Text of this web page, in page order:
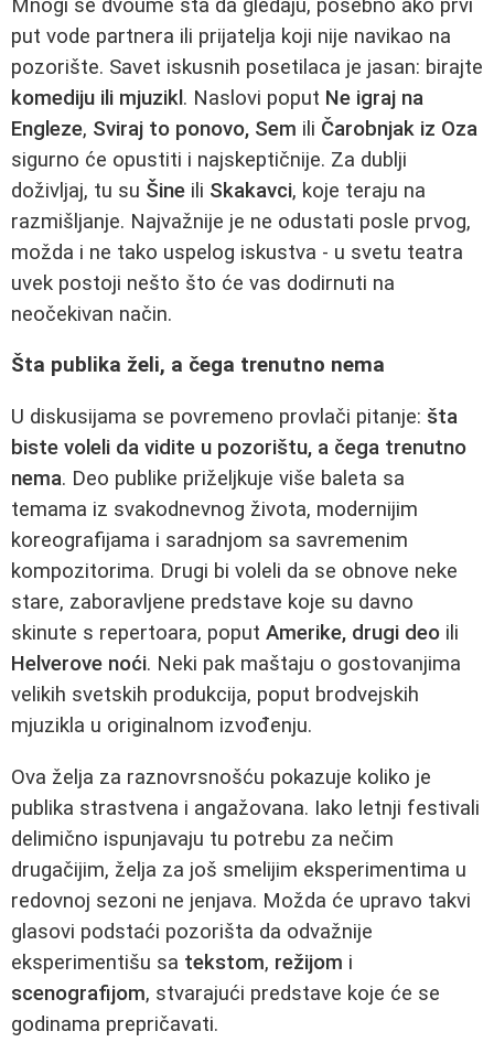
Mnogi se dvoume šta da gledaju, posebno ako prvi
put vode partnera ili prijatelja koji nije navikao na
pozorište. Savet iskusnih posetilaca je jasan: birajte
komediju ili mjuzikl. Naslovi poput Ne igraj na
Engleze, Sviraj to ponovo, Sem ili Čarobnjak iz Oza
sigurno će opustiti i najskeptičnije. Za dublji
doživljaj, tu su Šine ili Skakavci, koje teraju na
razmišljanje. Najvažnije je ne odustati posle prvog,
možda i ne tako uspelog iskustva - u svetu teatra
uvek postoji nešto što će vas dodirnuti na
neočekivan način.
Šta publika želi, a čega trenutno nema
U diskusijama se povremeno provlači pitanje: šta
biste voleli da vidite u pozorištu, a čega trenutno
nema. Deo publike priželjkuje više baleta sa
temama iz svakodnevnog života, modernijim
koreografijama i saradnjom sa savremenim
kompozitorima. Drugi bi voleli da se obnove neke
stare, zaboravljene predstave koje su davno
skinute s repertoara, poput Amerike, drugi deo ili
Helverove noći. Neki pak maštaju o gostovanjima
velikih svetskih produkcija, poput brodvejskih
mjuzikla u originalnom izvođenju.
Ova želja za raznovrsnošću pokazuje koliko je
publika strastvena i angažovana. Iako letnji festivali
delimično ispunjavaju tu potrebu za nečim
drugačijim, želja za još smelijim eksperimentima u
redovnoj sezoni ne jenjava. Možda će upravo takvi
glasovi podstaći pozorišta da odvažnije
eksperimentišu sa tekstom, režijom i
scenografijom, stvarajući predstave koje će se
godinama prepričavati.